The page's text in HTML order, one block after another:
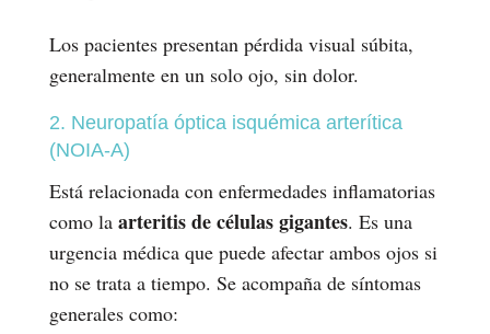
Los pacientes presentan pérdida visual súbita,
generalmente en un solo ojo, sin dolor.
2. Neuropatía óptica isquémica arterítica
(NOIA-A)
Está relacionada con enfermedades inflamatorias
como la arteritis de células gigantes. Es una
urgencia médica que puede afectar ambos ojos si
no se trata a tiempo. Se acompaña de síntomas
generales como: